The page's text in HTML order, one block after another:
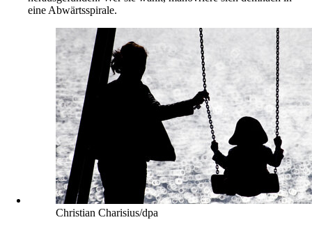
eine Abwärtsspirale.
Christian Charisius/dpa